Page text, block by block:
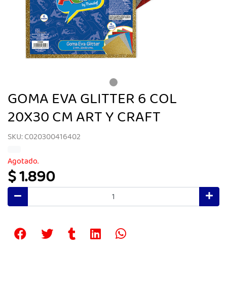
GOMA EVA GLITTER 6 COL
20X30 CM ART Y CRAFT
SKU: C020300416402
Agotado.
$ 1.890